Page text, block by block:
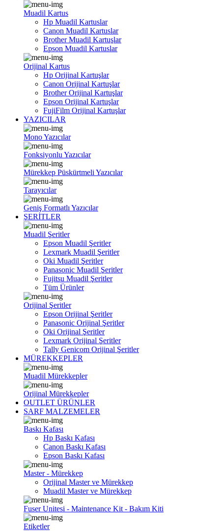
Muadil Kartus
Hp Muadil Kartuslar
Canon Muadil Kartuslar
Brother Muadil Kartuşlar
Epson Muadil Kartuslar
Orijinal Kartus
Hp Orijinal Kartuşlar
Canon Orijinal Kartuşlar
Brother Orijinal Kartuşlar
Epson Orijinal Kartuşlar
FujiFilm Orijinal Kartuşlar
YAZICILAR
Mono Yazıcılar
Fonksiyonlu Yazıcılar
Mürekkep Püskürtmeli Yazıcılar
Tarayıcılar
Geniş Formatlı Yazıcılar
ŞERİTLER
Muadil Şeritler
Epson Muadil Şeritler
Lexmark Muadil Şeritler
Oki Muadil Şeritler
Panasonic Muadil Şeritler
Fujitsu Muadil Şeritler
Tüm Ürünler
Orijinal Şeritler
Epson Orijinal Şeritler
Panasonic Orijinal Şeritler
Oki Orijinal Şeritler
Lexmark Orijinal Şeritler
Tally Genicom Orijinal Şeritler
MÜREKKEPLER
Muadil Mürekkepler
Orijinal Mürekkepler
OUTLET ÜRÜNLER
SARF MALZEMELER
Baskı Kafası
Hp Baskı Kafası
Canon Baskı Kafası
Epson Baskı Kafası
Master - Mürekkep
Orijinal Master ve Mürekkep
Muadil Master ve Mürekkep
Fuser Unitesi - Maintenance Kit - Bakım Kiti
Etiketler